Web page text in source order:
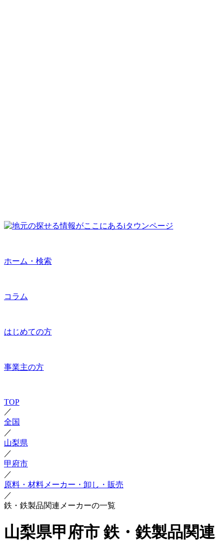
ホーム・検索
コラム
はじめての方
事業主の方
TOP
／
全国
／
山梨県
／
甲府市
／
原料・材料メーカー・卸し・販売
／
鉄・鉄製品関連メーカーの一覧
山梨県甲府市 鉄・鉄製品関連